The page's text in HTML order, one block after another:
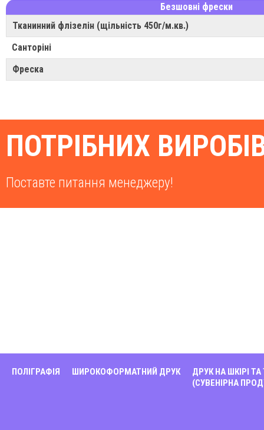
Безшовні фрески
Тканинний флізелін (щільність 450г/м.кв.)
Санторіні
Фреска
ПОТРІБНИХ
Поставте питання менеджеру!
ПОЛІГРАФІЯ ШИРОКОФОРМАТНИЙ ДРУК
ДРУК НА ШКІРІ ТА
(СУВЕНІРНА